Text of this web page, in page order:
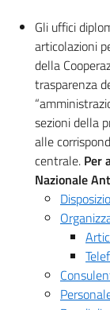
Gli uffici
articolazioni
della
trasparenza
sezioni della
alle
centrale. Per
Nazionale